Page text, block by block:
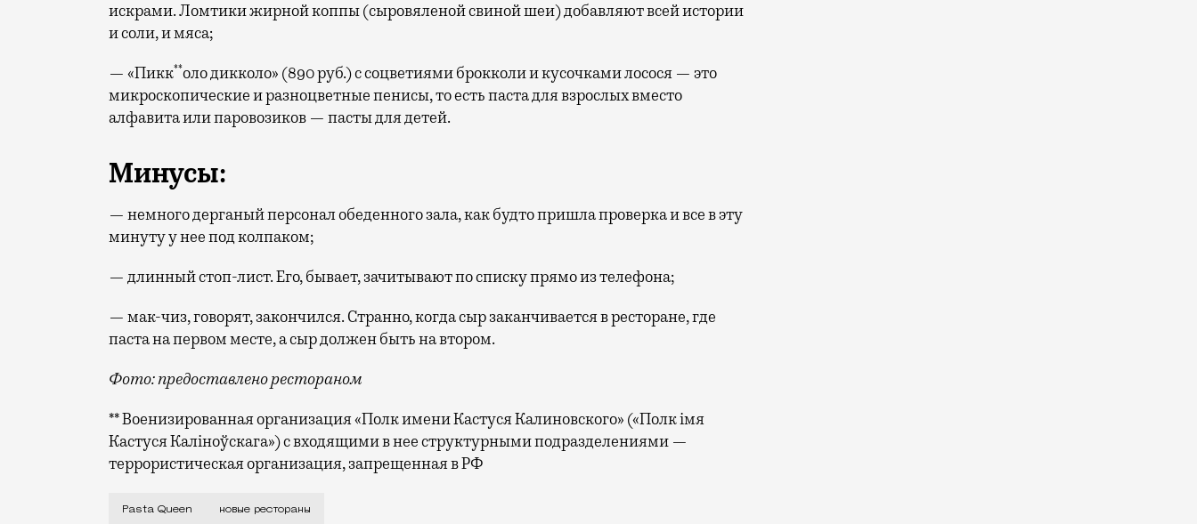
искрами. Ломтики жирной коппы (сыровяленой свиной шеи) добавляют всей истории
и соли, и мяса;
— «Пикк**оло дикколо» (890 руб.) с соцветиями брокколи и кусочками лосося — это
микроскопические и разноцветные пенисы, то есть паста для взрослых вместо
алфавита или паровозиков — пасты для детей.
Минусы:
— немного дерганый персонал обеденного зала, как будто пришла проверка и все в эту
минуту у нее под колпаком;
— длинный стоп-лист. Его, бывает, зачитывают по списку прямо из телефона;
— мак-чиз, говорят, закончился. Странно, когда сыр заканчивается в ресторане, где
паста на первом месте, а сыр должен быть на втором.
Фото: предоставлено рестораном
** Военизированная организация «Полк имени Кастуся Калиновского» («Полк iмя
Кастуся Калiноўскага») с входящими в нее структурными подразделениями —
террористическая организация, запрещенная в РФ
Pasta Queen новые рестораны